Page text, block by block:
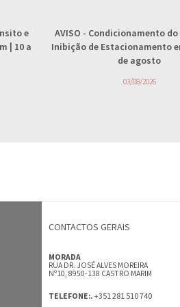
e
| 10 a
AVISO - Condicionamento
Inibição de Estacionamento
de agosto
03/08/2026
CONTACTOS GERAIS
MORADA
RUA DR. JOSÉ ALVES MOREIRA
Nº10, 8950-138 CASTRO MARIM
TELEFONE:.+351 281 510 740